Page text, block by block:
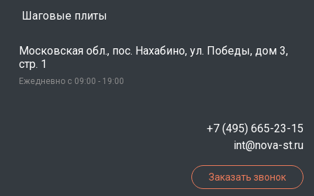
Шаговые плиты
Московская обл., пос. Нахабино, ул. Победы, дом 3,
стр. 1
Ежедневно с 09:00 - 19:00
+7 (495) 665-23-15
int@nova-st.ru
Заказать звонок